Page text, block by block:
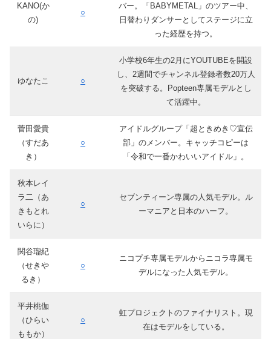
KANO(か
の)
○
バー。「BABYMETAL」のツアー中、
日替わりダンサーとしてステージに立
った経歴を持つ。
ゆなたこ ○
小学校6年生の2月にYOUTUBEを開設
し、2週間でチャンネル登録者数20万人
を突破する。Popteen専属モデルとし
て活躍中。
菅田愛貴
（すだあ
き）
○
アイドルグループ「超ときめき♡宣伝
部」のメンバー。キャッチコピーは
「令和で一番かわいいアイドル」。
秋本レイ
ラ二（あ
きもとれ
いらに）
○
セブンティーン専属の人気モデル。ル
ーマニアと日本のハーフ。
関谷瑠紀
（せきや
るき）
○
ニコプチ専属モデルからニコラ専属モ
デルになった人気モデル。
平井桃伽
（ひらい
ももか）
○
虹プロジェクトのファイナリスト。現
在はモデルをしている。